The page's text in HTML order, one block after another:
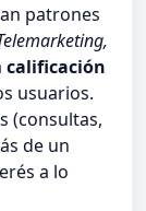
patrones
calificación
usuarios.
(consultas,
de un
a lo